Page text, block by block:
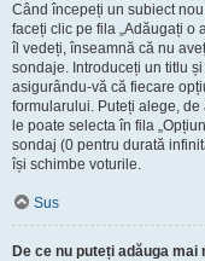
Când începeți un subiect
faceți clic pe fila „Adăugați o
îl vedeți, înseamnă că nu
sondaje. Introduceți un titlu
asigurându-vă că fiecare
formularului. Puteți alege,
le poate selecta în fila
sondaj (0 pentru durată
își schimbe voturile.
Sus
De ce nu puteți adăuga